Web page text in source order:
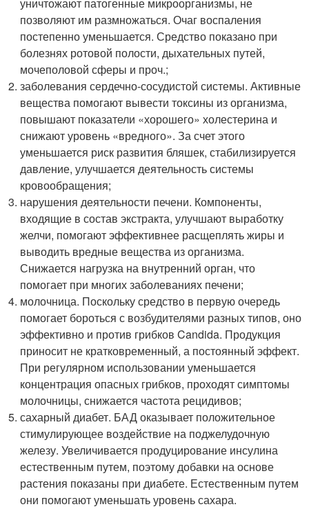
уничтожают патогенные микроорганизмы, не
позволяют им размножаться. Очаг воспаления
постепенно уменьшается. Средство показано при
болезнях ротовой полости, дыхательных путей,
мочеполовой сферы и проч.;
заболевания сердечно-сосудистой системы. Активные
вещества помогают вывести токсины из организма,
повышают показатели «хорошего» холестерина и
снижают уровень «вредного». За счет этого
уменьшается риск развития бляшек, стабилизируется
давление, улучшается деятельность системы
кровообращения;
нарушения деятельности печени. Компоненты,
входящие в состав экстракта, улучшают выработку
желчи, помогают эффективнее расщеплять жиры и
выводить вредные вещества из организма.
Снижается нагрузка на внутренний орган, что
помогает при многих заболеваниях печени;
молочница. Поскольку средство в первую очередь
помогает бороться с возбудителями разных типов, оно
эффективно и против грибков Candida. Продукция
приносит не кратковременный, а постоянный эффект.
При регулярном использовании уменьшается
концентрация опасных грибков, проходят симптомы
молочницы, снижается частота рецидивов;
сахарный диабет. БАД оказывает положительное
стимулирующее воздействие на поджелудочную
железу. Увеличивается продуцирование инсулина
естественным путем, поэтому добавки на основе
растения показаны при диабете. Естественным путем
они помогают уменьшать уровень сахара.